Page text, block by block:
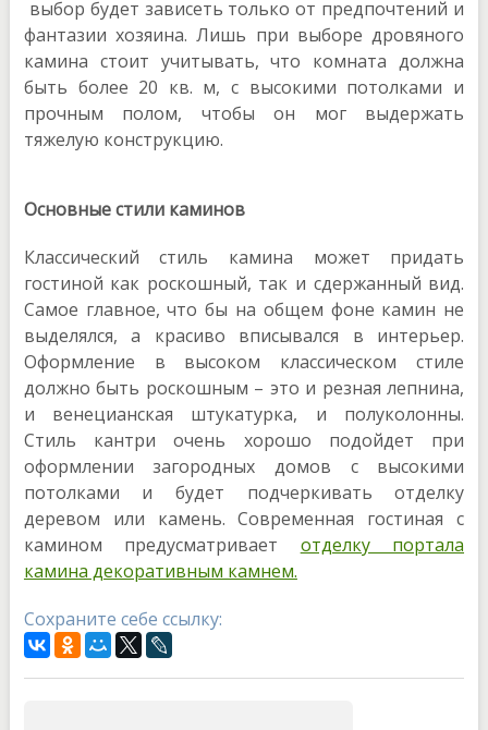
выбор будет зависеть только от предпочтений и
фантазии хозяина. Лишь при выборе дровяного
камина стоит учитывать, что комната должна
быть более 20 кв. м, с высокими потолками и
прочным полом, чтобы он мог выдержать
тяжелую конструкцию.
Основные стили каминов
Классический стиль камина может придать
гостиной как роскошный, так и сдержанный вид.
Самое главное, что бы на общем фоне камин не
выделялся, а красиво вписывался в интерьер.
Оформление в высоком классическом стиле
должно быть роскошным – это и резная лепнина,
и венецианская штукатурка, и полуколонны.
Стиль кантри очень хорошо подойдет при
оформлении загородных домов с высокими
потолками и будет подчеркивать отделку
деревом или камень. Современная гостиная с
камином предусматривает отделку портала
камина декоративным камнем.
Сохраните себе ссылку: